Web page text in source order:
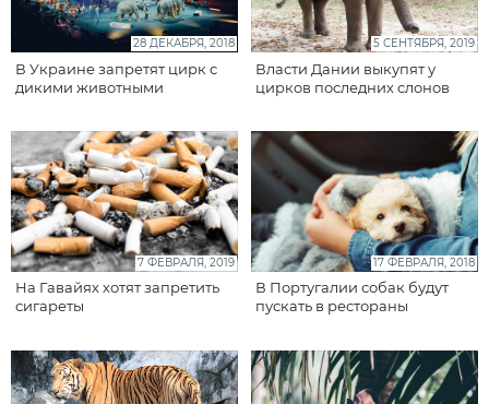
28 ДЕКАБРЯ, 2018
В Украине запретят цирк с
дикими животными
5 СЕНТЯБРЯ, 2019
Власти Дании выкупят у
цирков последних слонов
7 ФЕВРАЛЯ, 2019
На Гавайях хотят запретить
сигареты
17 ФЕВРАЛЯ, 2018
В Португалии собак будут
пускать в рестораны